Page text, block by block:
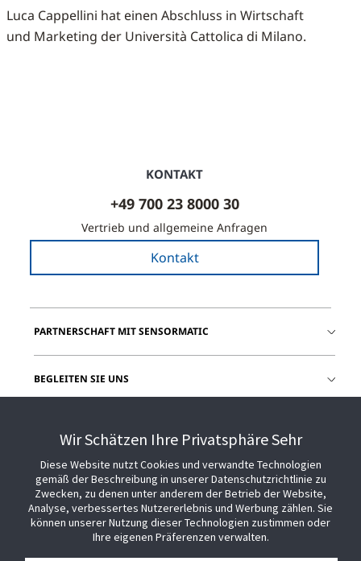
Luca Cappellini hat einen Abschluss in Wirtschaft
und Marketing der Università Cattolica di Milano.
KONTAKT
+49 700 23 8000 30
Vertrieb und allgemeine Anfragen
Kontakt
PARTNERSCHAFT MIT SENSORMATIC
BEGLEITEN SIE UNS
Wir Schätzen Ihre Privatsphäre Sehr
Diese Website nutzt Cookies und verwandte Technologien
gemäß der Beschreibung in unserer Datenschutzrichtlinie zu
Zwecken, zu denen unter anderem der Betrieb der Website,
Analyse, verbessertes Nutzererlebnis und Werbung zählen. Sie
können unserer Nutzung dieser Technologien zustimmen oder
Ihre eigenen Präferenzen verwalten.